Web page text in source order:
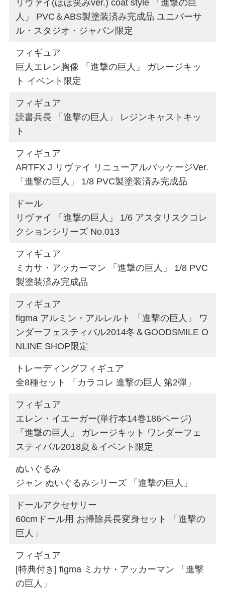
リヴァイ(ほほ笑みver.) coat style 「進撃の巨
人」 PVC＆ABS製塗装済み完成品 ユニバーサ
ル・スタジオ・ジャパン限定
フィギュア
巨人エレン胸像 「進撃の巨人」 ガレージキッ
ト イベント限定
フィギュア
読書兵長 「進撃の巨人」 レジンキャストキッ
ト
フィギュア
ARTFX J リヴァイ リニューアルパッケージVer.
「進撃の巨人」 1/8 PVC製塗装済み完成品
ドール
リヴァイ 「進撃の巨人」 1/6 アスタリスクコレ
クションシリーズ No.013
フィギュア
ミカサ・アッカーマン 「進撃の巨人」 1/8 PVC
製塗装済み完成品
フィギュア
figma アルミン・アルレルト 「進撃の巨人」 ワ
ンダーフェスティバル2014冬＆GOODSMILE O
NLINE SHOP限定
トレーディングフィギュア
全8種セット 「カラコレ 進撃の巨人 第2弾」
フィギュア
エレン・イエーガー(単行本14巻186ページ)
「進撃の巨人」 ガレージキット ワンダーフェ
スティバル2018夏＆イベント限定
ぬいぐるみ
ジャン ぬいぐるみシリーズ 「進撃の巨人」
ドールアクセサリー
60cmドール用 お掃除兵長変身セット 「進撃の
巨人」
フィギュア
[特典付き] figma ミカサ・アッカーマン 「進撃
の巨人」